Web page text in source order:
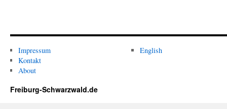
Impressum
Kontakt
About
English
Freiburg-Schwarzwald.de